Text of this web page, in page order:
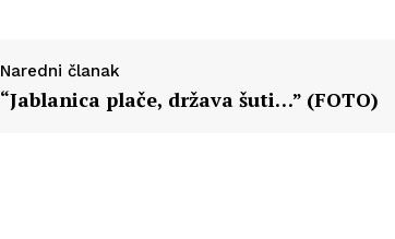
Naredni članak
“Jablanica plače, država šuti…” (FOTO)